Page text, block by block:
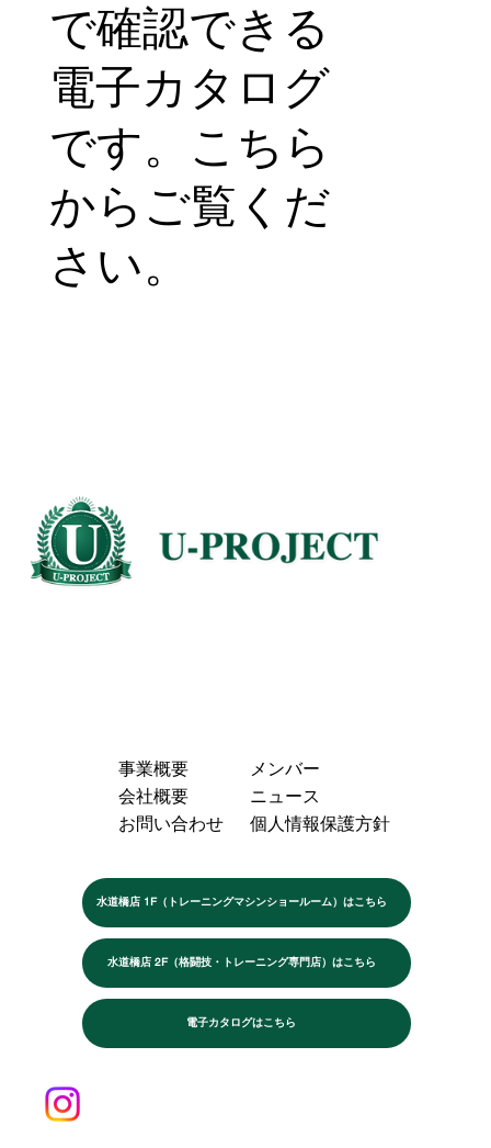
で確認できる
電子カタログ
です。こちら
からご覧くだ
さい。
水道橋店 1F（トレーニングマシンショールーム）はこちら
水道橋店 2F（格闘技・トレーニング専門店）はこちら
電子カタログはこちら
事業概要
メンバー
会社概要
ニュース
お問い合わせ
個人情報保護方針